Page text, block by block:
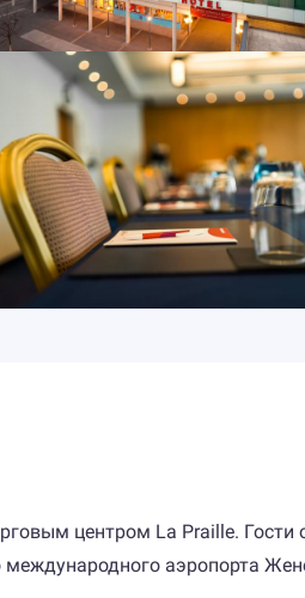
центром La Praille. Гости
международного аэропорта